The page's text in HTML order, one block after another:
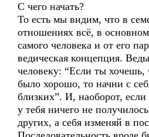
С чего начать?
То есть мы видим, что в
отношениях всё, в
самого человека и от его
ведическая концепция.
человеку: “Если ты хочешь,
было хорошо, то начни с
близких”. И, наоборот,
у тебя ничего не
других, а себя изменяй в